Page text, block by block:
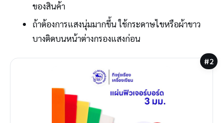
ของสินค้า
ถ้าต้องการแสงนุ่มมากขึ้น ใช้กระดาษไขหรือผ้าขาว
บางติดบนหน้าต่างกรองแสงก่อน
#2